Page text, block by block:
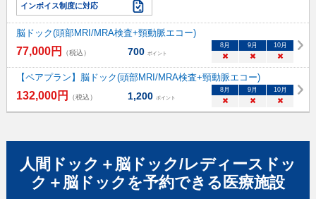
インボイス制度に対応
脳ドック(頭部MRI/MRA検査+頸動脈エコー)
77,000円 （税込） 700 ポイント
8 月 9 月 10月
× × ×
【ペアプラン】脳ドック(頭部MRI/MRA検査+頸動脈エコー)
132,000円 （税込） 1,200 ポイント
8 月 9 月 10月
× × ×
人間ドック＋脳ドック/レディースドッ
ク＋脳ドック を予約できる 医療施設